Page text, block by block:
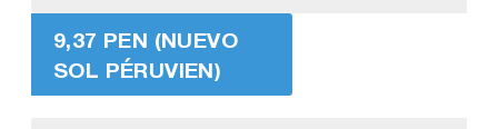
9,37 PEN (NUEVO
SOL PÉRUVIEN)